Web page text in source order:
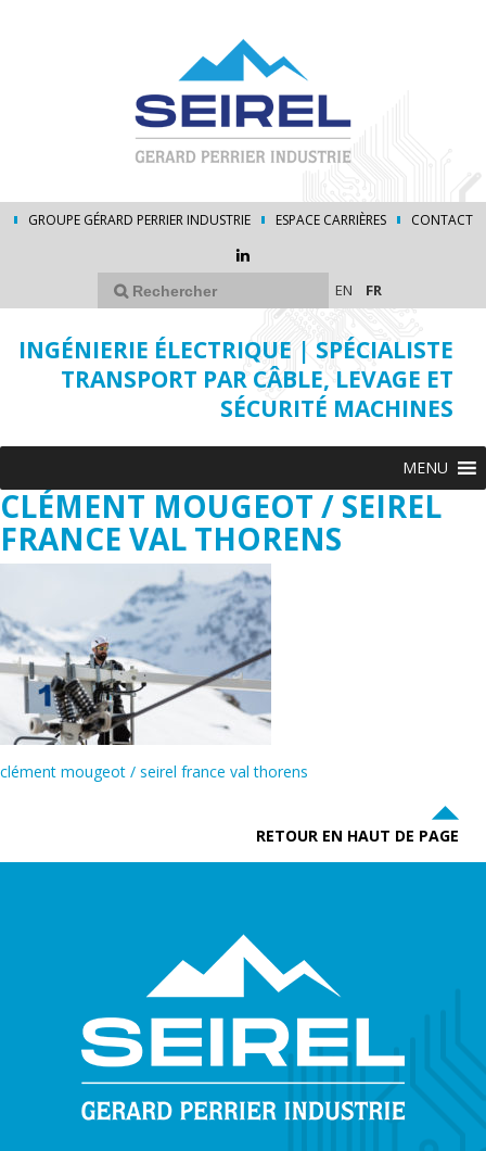
GROUPE GÉRARD PERRIER INDUSTRIE ESPACE CARRIÈRES CONTACT
EN FR
INGÉNIERIE ÉLECTRIQUE | SPÉCIALISTE
TRANSPORT PAR CÂBLE, LEVAGE ET
SÉCURITÉ MACHINES
MENU
CLÉMENT MOUGEOT / SEIREL
FRANCE VAL THORENS
clément mougeot / seirel france val thorens
RETOUR EN HAUT DE PAGE